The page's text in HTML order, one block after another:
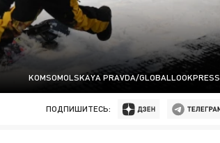
KOMSOMOLSKAYA PRAVDA/GLOBALLOOKPRESS
ПОДПИШИТЕСЬ: